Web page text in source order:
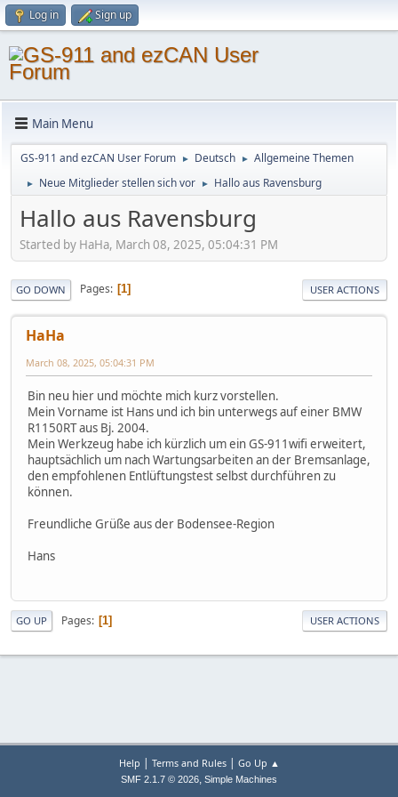
Log in Sign up
Main Menu
GS-911 and ezCAN User Forum ► Deutsch ► Allgemeine Themen
► Neue Mitglieder stellen sich vor ► Hallo aus Ravensburg
Hallo aus Ravensburg
Started by HaHa, March 08, 2025, 05:04:31 PM
GO DOWN Pages 1 USER ACTIONS
HaHa
March 08, 2025, 05:04:31 PM
Bin neu hier und möchte mich kurz vorstellen.
Mein Vorname ist Hans und ich bin unterwegs auf einer BMW
R1150RT aus Bj. 2004.
Mein Werkzeug habe ich kürzlich um ein GS-911wifi erweitert,
hauptsächlich um nach Wartungsarbeiten an der Bremsanlage,
den empfohlenen Entlüftungstest selbst durchführen zu
können.
Freundliche Grüße aus der Bodensee-Region
Hans
GO UP Pages 1 USER ACTIONS
Help | Terms and Rules| Go Up ▲
SMF 2.1.7 © 2026, Simple Machines